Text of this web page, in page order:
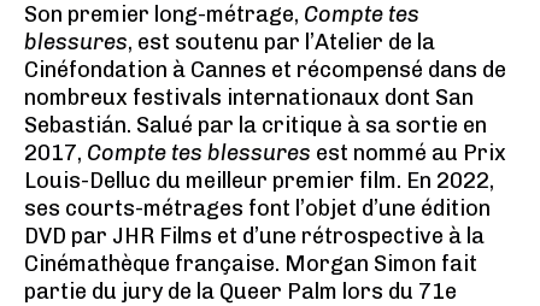
Son premier long-métrage, Compte tes
blessures, est soutenu par l’Atelier de la
Cinéfondation à Cannes et récompensé dans de
nombreux festivals internationaux dont San
Sebastián. Salué par la critique à sa sortie en
2017, Compte tes blessures est nommé au Prix
Louis-Delluc du meilleur premier film. En 2022,
ses courts-métrages font l’objet d’une édition
DVD par JHR Films et d’une rétrospective à la
Cinémathèque française. Morgan Simon fait
partie du jury de la Queer Palm lors du 71e